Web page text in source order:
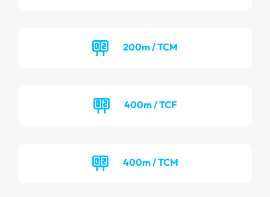
200m / TCM
400m / TCF
400m / TCM